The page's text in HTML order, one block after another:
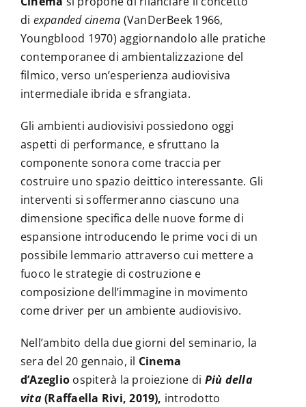
di expanded cinema (VanDerBeek 1966,
Youngblood 1970) aggiornandolo alle pratiche
contemporanee di ambientalizzazione del
filmico, verso un’esperienza audiovisiva
intermediale ibrida e sfrangiata.
Gli ambienti audiovisivi possiedono oggi
aspetti di performance, e sfruttano la
componente sonora come traccia per
costruire uno spazio deittico interessante. Gli
interventi si soffermeranno ciascuno una
dimensione specifica delle nuove forme di
espansione introducendo le prime voci di un
possibile lemmario attraverso cui mettere a
fuoco le strategie di costruzione e
composizione dell’immagine in movimento
come driver per un ambiente audiovisivo.
Nell’ambito della due giorni del seminario, la
sera del 20 gennaio, il Cinema
d’Azeglio ospiterà la proiezione di Più della
vita(Raffaella Rivi, 2019), introdotto